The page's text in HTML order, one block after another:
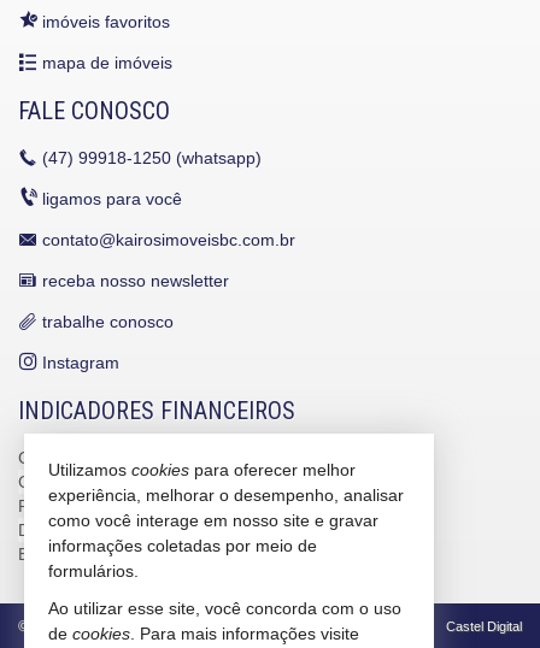
imóveis favoritos
mapa de imóveis
FALE CONOSCO
(47) 99918-1250 (whatsapp)
ligamos para você
contato@kairosimoveisbc.com.br
receba nosso newsletter
trabalhe conosco
Instagram
INDICADORES FINANCEIROS
CUB /
CUB /SCvariação
0,95%
Poupança
0,6738%
Dólar Comercial
R$ 5,09
Euro
R$ 5,88
© 2026 CRECI/SC 4586-J Política de Privacidade Castel Digital
Utilizamos cookies para oferecer melhor
experiência, melhorar o desempenho, analisar
como você interage em nosso site e gravar
informações coletadas por meio de
formulários.
Ao utilizar esse site, você concorda com o uso
de cookies . Para mais informações visite